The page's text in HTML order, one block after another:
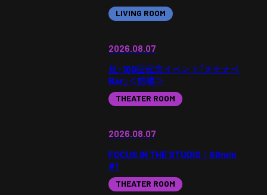
LIVING ROOM
2026.08.07
祝・100回記念イベント「タケナベ
Bar」＜前編＞
THEATER ROOM
2026.08.07
FOCUS IN THE STUDIO｜60min
#1
THEATER ROOM